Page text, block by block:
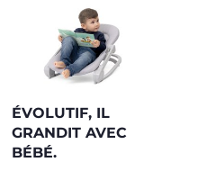
ÉVOLUTIF, IL
GRANDIT AVEC
BÉBÉ.